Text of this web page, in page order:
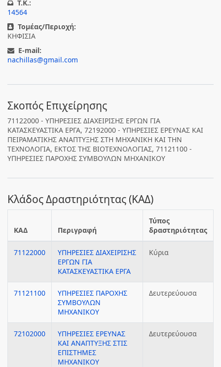
T.K.:
14564
Τομέας/Περιοχή:
ΚΗΦΙΣΙΑ
E-mail:
nachillas@gmail.com
Σκοπός Επιχείρησης
71122000 - ΥΠΗΡΕΣΙΕΣ ΔΙΑΧΕΙΡΙΣΗΣ ΕΡΓΩΝ ΓΙΑ
ΚΑΤΑΣΚΕΥΑΣΤΙΚΑ ΕΡΓΑ, 72192000 - ΥΠΗΡΕΣΙΕΣ ΕΡΕΥΝΑΣ ΚΑΙ
ΠΕΙΡΑΜΑΤΙΚΗΣ ΑΝΑΠΤΥΞΗΣ ΣΤΗ ΜΗΧΑΝΙΚΗ ΚΑΙ ΤΗΝ
ΤΕΧΝΟΛΟΓΙΑ, ΕΚΤΟΣ ΤΗΣ ΒΙΟΤΕΧΝΟΛΟΓΙΑΣ, 71121100 -
ΥΠΗΡΕΣΙΕΣ ΠΑΡΟΧΗΣ ΣΥΜΒΟΥΛΩΝ ΜΗΧΑΝΙΚΟΥ
Κλάδος Δραστηριότητας (ΚΑΔ)
ΚΑΔ Περιγραφή
Τύπος
δραστηριότητας
71122000
ΥΠΗΡΕΣΙΕΣ ΔΙΑΧΕΙΡΙΣΗΣ
ΕΡΓΩΝ ΓΙΑ
ΚΑΤΑΣΚΕΥΑΣΤΙΚΑ ΕΡΓΑ
Κύρια
71121100
ΥΠΗΡΕΣΙΕΣ ΠΑΡΟΧΗΣ
ΣΥΜΒΟΥΛΩΝ
ΜΗΧΑΝΙΚΟΥ
Δευτερεύουσα
72102000
ΥΠΗΡΕΣΙΕΣ ΕΡΕΥΝΑΣ
ΚΑΙ ΑΝΑΠΤΥΞΗΣ ΣΤΙΣ
ΕΠΙΣΤΗΜΕΣ
ΜΗΧΑΝΙΚΟΥ
Δευτερεύουσα